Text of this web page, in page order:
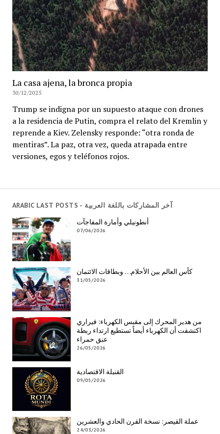
ARABIC LAST POSTS - آخر المشاركات باللغة العربية
أنطونيلي وأمارة المفاجآت
07/06/2026
كأس العالم بين الأحلام… وبطاقات الائتمان
31/05/2026
من هدير المحرك إلى مقبس الكهرباء: فيراري
اكتشفت أن الكهرباء أيضاً تستطيع ارتداء ربطة
عنق حمراء
26/05/2026
القنبلة الاقتصادية
09/05/2026
عملة القيصر: نسخة القرن الحادي والعشرين
24/03/2026
La casa ajena, la bronca propia
30/12/2025
Trump se indigna por un supuesto ataque con drones
a la residencia de Putin, compra el relato del Kremlin y
reprende a Kiev. Zelensky responde: “otra ronda de
mentiras”. La paz, otra vez, queda atrapada entre
versiones, egos y teléfonos rojos.